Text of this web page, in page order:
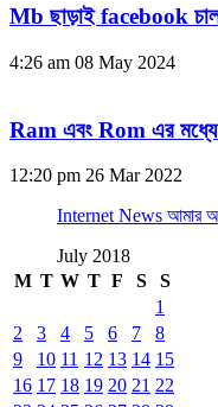
Mb ছাড়াই facebook
4:26 am 08 May 2024
Ram এবং Rom এর মধ্যে
12:20 pm 26 Mar 2022
Internet News আমার
July 2018
M T W T F S
S
1
2
3 4 5 6 7
8
9
10 11 12 13 14 15
16 17 18 19 20 21 22